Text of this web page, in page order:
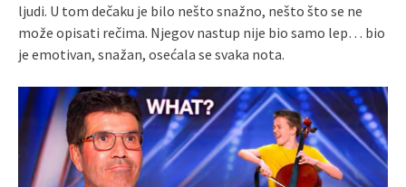
ljudi. U tom dečaku je bilo nešto snažno, nešto što se ne
može opisati rečima. Njegov nastup nije bio samo lep… bio
je emotivan, snažan, osećala se svaka nota.